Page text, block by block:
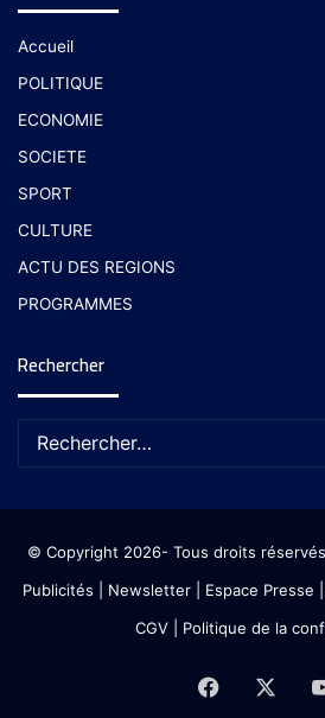
Accueil
POLITIQUE
ECONOMIE
SOCIETE
SPORT
CULTURE
ACTU DES REGIONS
PROGRAMMES
Rechercher
© Copyright 2026- Tous droits
Publicités
Newsletter| Espace Presse
CGV| Politique de la